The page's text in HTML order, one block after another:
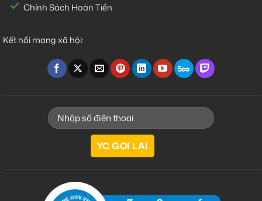
Chính Sách Hoàn Tiền
Kết nối mạng xã hội: